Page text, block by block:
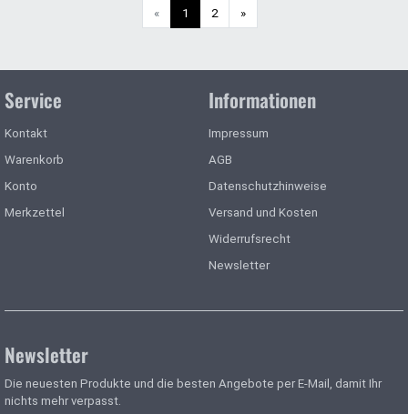
« 1 2 »Weiter
Service
Kontakt
Warenkorb
Konto
Merkzettel
Informationen
Impressum
AGB
Datenschutzhinweise
Versand und Kosten
Widerrufsrecht
Newsletter
Newsletter
Die neuesten Produkte und die besten Angebote per E-Mail, damit Ihr
nichts mehr verpasst.